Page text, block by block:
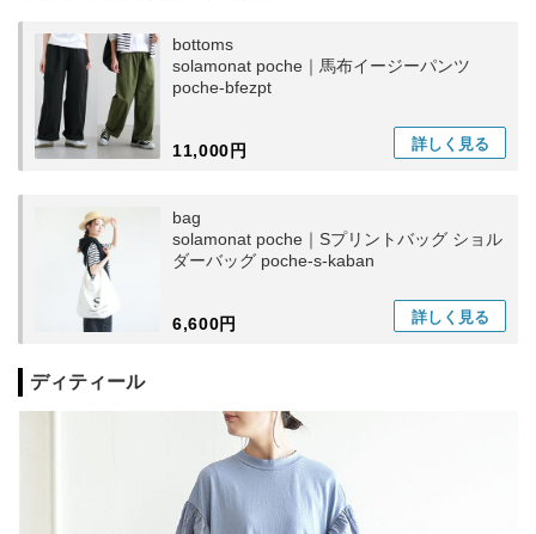
bottoms
solamonat poche｜馬布イージーパンツ
poche-bfezpt
11,000円 詳しく 見る
bag
solamonat poche｜Sプリントバッグ ショル
ダーバッグ poche-s-kaban
6,600円 詳しく 見る
ディティール